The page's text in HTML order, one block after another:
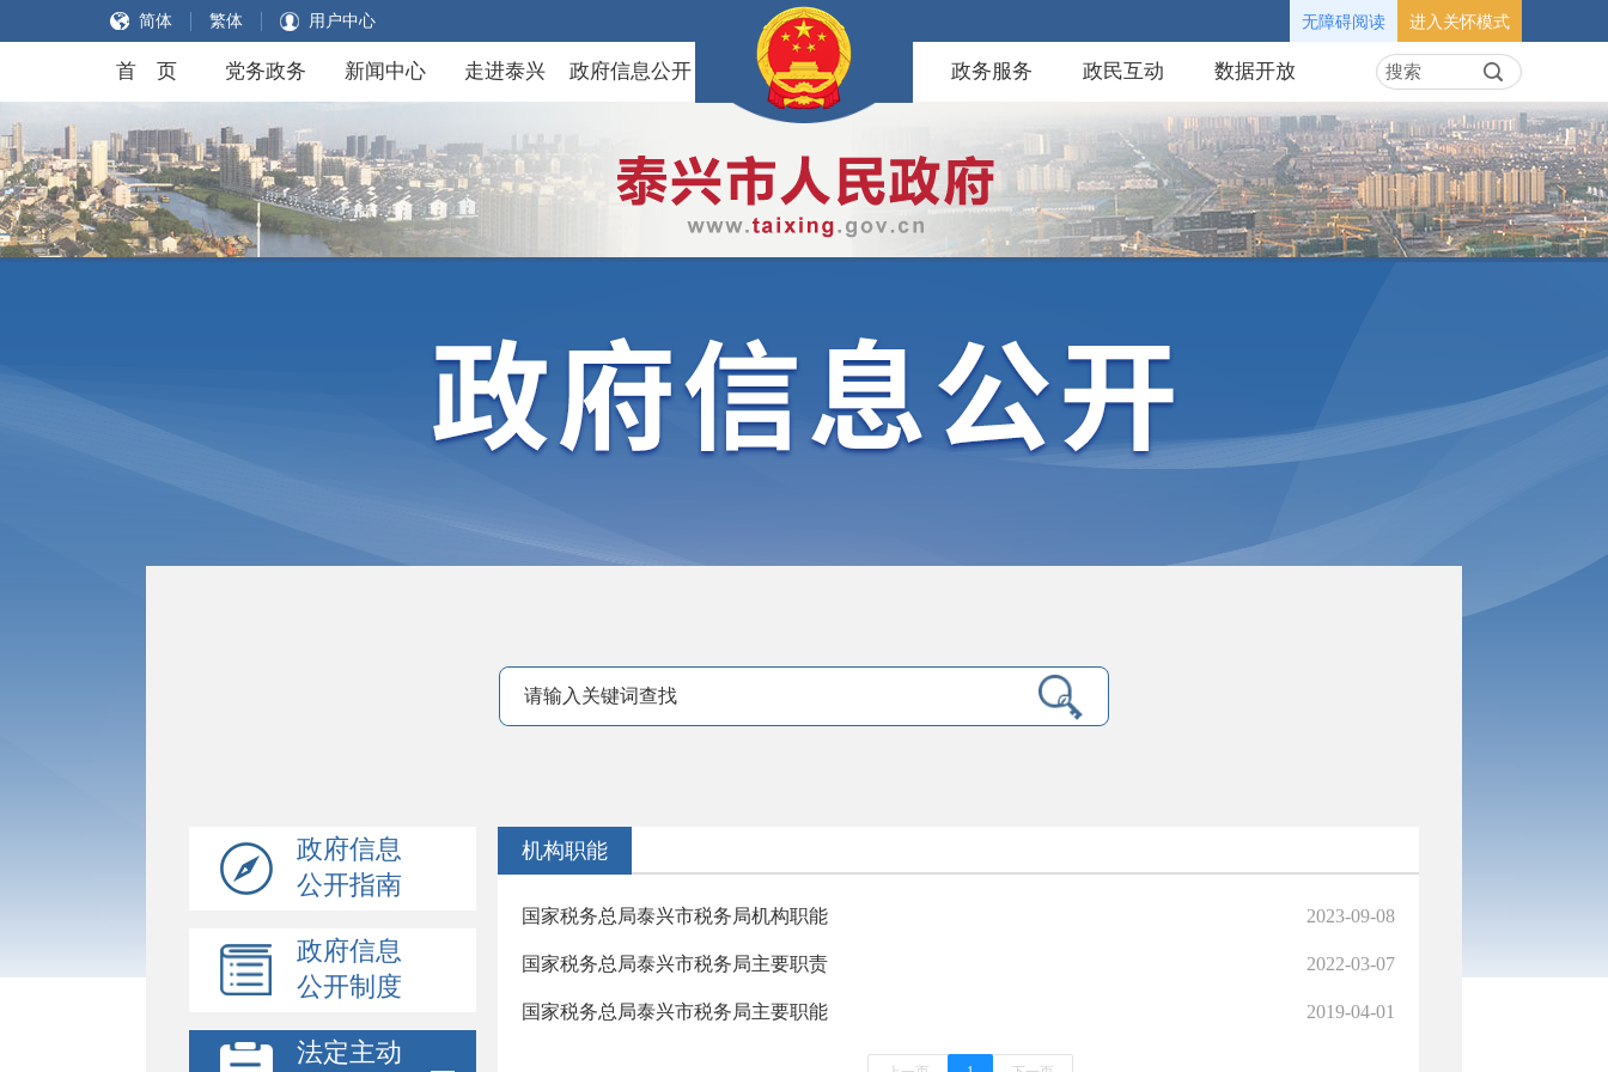
简体 繁体 用户中心 无障碍阅读 进入关怀模式
首 页 党务政务 新闻中心 走进泰兴 政府信息公开 政务服务 政民互动 数据开放
政府信息
公开指南
政府信息
公开制度
法定主动
机构职能
国家税务总局泰兴市税务局机构职能 2023-09-08
国家税务总局泰兴市税务局主要职责 2022-03-07
国家税务总局泰兴市税务局主要职能 2019-04-01